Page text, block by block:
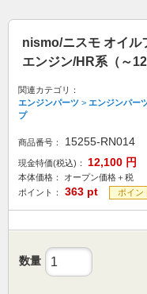
nismo/ニスモ オイル
エンジン/HR系（～
関連カテゴリ：
エンジンパーツ > エンジンパー
プ
商品番号： 15255-RN014
現金特価(税込)： 12,100 円
本体価格：
オープン価格＋税
ポイント：
363 pt ポイン
数量